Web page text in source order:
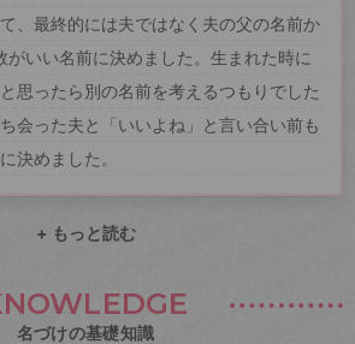
、最終的には夫ではなく夫の父の名前か
がいい名前に決めました。生まれた時に
思ったら別の名前を考えるつもりでした
会った夫と「いいよね」と言い合い前も
決めました。
+ もっと読む
名づけの基礎知識